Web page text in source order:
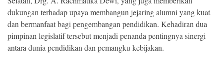
dukungan terhadap upaya membangun jejaring alumni yang kuat
dan bermanfaat bagi pengembangan pendidikan. Kehadiran dua
pimpinan legislatif tersebut menjadi penanda pentingnya sinergi
antara dunia pendidikan dan pemangku kebijakan.